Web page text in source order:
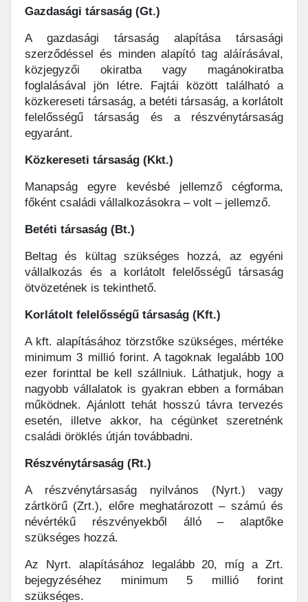
Gazdasági társaság (Gt.)
A gazdasági társaság alapítása társasági
szerződéssel és minden alapító tag aláírásával,
közjegyzői okiratba vagy magánokiratba
foglalásával jön létre. Fajtái között található a
közkereseti társaság, a betéti társaság, a korlátolt
felelősségű társaság és a részvénytársaság
egyaránt.
Közkereseti társaság (Kkt.)
Manapság egyre kevésbé jellemző cégforma,
főként családi vállalkozásokra – volt – jellemző.
Betéti társaság (Bt.)
Beltag és kültag szükséges hozzá, az egyéni
vállalkozás és a korlátolt felelősségű társaság
ötvözetének is tekinthető.
Korlátolt felelősségű társaság (Kft.)
A kft. alapításához törzstőke szükséges, mértéke
minimum 3 millió forint. A tagoknak legalább 100
ezer forinttal be kell szállniuk. Láthatjuk, hogy a
nagyobb vállalatok is gyakran ebben a formában
működnek. Ajánlott tehát hosszú távra tervezés
esetén, illetve akkor, ha cégünket szeretnénk
családi öröklés útján továbbadni.
Részvénytársaság (Rt.)
A részvénytársaság nyilvános (Nyrt.) vagy
zártkörű (Zrt.), előre meghatározott – számú és
névértékű részvényekből álló – alaptőke
szükséges hozzá.
Az Nyrt. alapításához legalább 20, míg a Zrt.
bejegyzéséhez minimum 5 millió forint
szükséges.